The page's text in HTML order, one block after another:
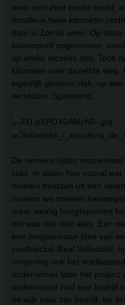
weer een zeer brede bocht,
doodleuk twee kilometer
daar is Zorrila weer. Op
tussenpunt opgenomen,
op ander locaties dus. Toch
kilometer over dezelfde weg,
eigenlijk gewoon vlak, op
rechtdoor. Spannend.
De renners rijden
stad, er staan hier vooral
moeten bestaan uit een
moeten we meteen
maar weinig hoogtepunten
net was ook niet alles. Een
een megalomaan idee van
voetbalclub Real Valladolid,
omgeving ook het
ondernemer later het project
ondernemer had een bedrijf
de wijk naar zijn bedrijf, ter